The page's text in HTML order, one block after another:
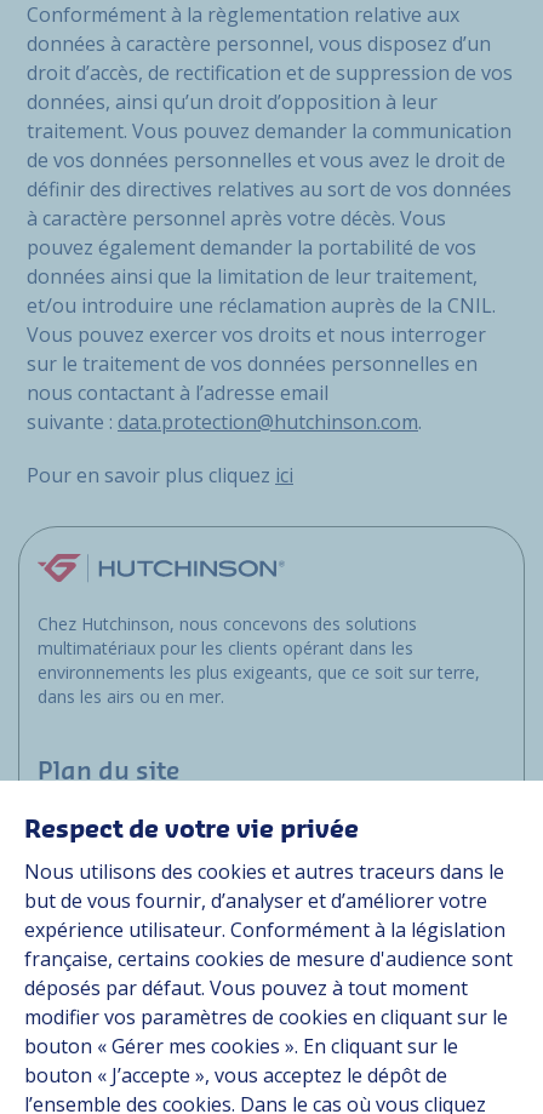
Conformément à la règlementation relative aux
données à caractère personnel, vous disposez d’un
droit d’accès, de rectification et de suppression de vos
données, ainsi qu’un droit d’opposition à leur
traitement. Vous pouvez demander la communication
de vos données personnelles et vous avez le droit de
définir des directives relatives au sort de vos données
à caractère personnel après votre décès. Vous
pouvez également demander la portabilité de vos
données ainsi que la limitation de leur traitement,
et/ou introduire une réclamation auprès de la CNIL.
Vous pouvez exercer vos droits et nous interroger
sur le traitement de vos données personnelles en
nous contactant à l’adresse email
suivante : data.protection@hutchinson.com.
Pour en savoir plus cliquez ici
Chez Hutchinson, nous concevons des solutions
multimatériaux pour les clients opérant dans les
environnements les plus exigeants, que ce soit sur terre,
dans les airs ou en mer.
Plan du site
Marchés
Solutions
Ressources
À propos
Carrière
Contact
Suivez-nous
Respect de votre vie privée
Nous utilisons des cookies et autres traceurs dans le
but de vous fournir, d’analyser et d’améliorer votre
expérience utilisateur. Conformément à la législation
française, certains cookies de mesure d'audience sont
déposés par défaut. Vous pouvez à tout moment
modifier vos paramètres de cookies en cliquant sur le
bouton « Gérer mes cookies ». En cliquant sur le
bouton « J’accepte », vous acceptez le dépôt de
l’ensemble des cookies. Dans le cas où vous cliquez